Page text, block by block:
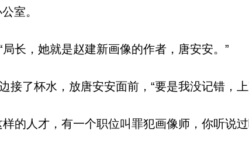
室。
长，她就是赵建新画像的作者，唐安安。”
了杯水，放唐安安面前，“要是我没记错，
的人才，有一个职位叫罪犯画像师，你听说过